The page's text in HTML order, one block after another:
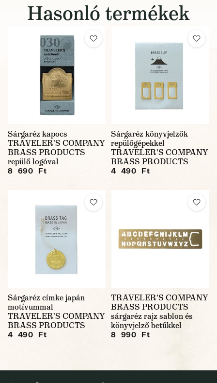
Hasonló termékek
Sárgaréz kapocs
TRAVELER'S COMPANY
BRASS PRODUCTS
repülő logóval
8 690 Ft
Sárgaréz könyvjelzők
repülőgépekkel
TRAVELER'S COMPANY
BRASS PRODUCTS
4 490 Ft
Sárgaréz címke japán
motívummal
TRAVELER'S COMPANY
BRASS PRODUCTS
4 490 Ft
TRAVELER'S COMPANY
BRASS PRODUCTS
sárgaréz rajz sablon és
könyvjelző betűkkel
8 990 Ft